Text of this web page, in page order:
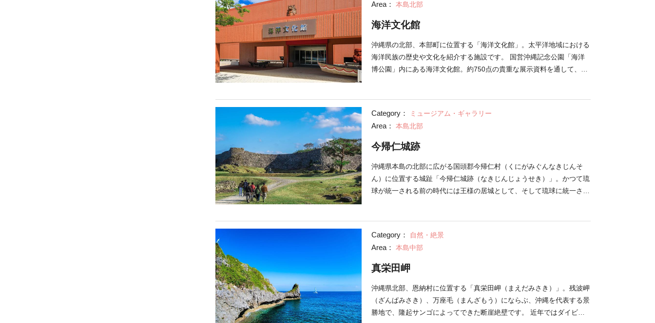
る黒糖商品などなど。沖縄ならではのお土産探しにぴったりです。
（最終更新：2022-12-9）
に滞在を楽しめます。 近くには、14世紀に沖縄本島北部を支配した北
山王の居城「今帰仁城跡（なきじんじょうあと）」が位置しています。
Area： 本島北部
海洋文化館
沖縄県の北部、本部町に位置する「海洋文化館」。太平洋地域における
海洋民族の歴史や文化を紹介する施設です。 国営沖縄記念公園「海洋
博公園」内にある海洋文化館。約750点の貴重な展示資料を通して、日
ホールなど、様々なテーマに沿って展開。大型スクリーンを使った迫力
ある映像や国内初30mに及ぶ「バンドデシネ（続き漫画）」形式の展
示、交易に使用された大型カヌーなど見どころが満載です。オセアニア
くから使われていた漁船「サバニ」に乗船できる撮影コーナーもあり、
子供から大人まで楽しめる施設です。 併設の「プラネタリウムホー
ル」では最大恒星数1億4千万個の星空を再現。季節ごとに変わる沖縄の
Category： ミュージアム・ギャラリー
Area： 本島北部
今帰仁城跡
沖縄県本島の北部に広がる国頭郡今帰仁村（くにがみぐんなきじんそ
ん）に位置する城趾「今帰仁城跡（なきじんじょうせき）」。かつて琉
球が統一される前の時代には王様の居城として、そして琉球に統一され
ク及び関連遺産群」として世界遺産にも登録されました。さらに、日本
100名城にも選ばれているなど、文化的な価値を持つ城趾です。お城の
周辺には1月〜2月にかけて緋寒桜と呼ばれる桜が綺麗に咲いているた
め、冬に訪れるのもおすすめです。
Category： 自然・絶景
Area： 本島中部
真栄田岬
沖縄県北部、恩納村に位置する「真栄田岬（まえだみさき）」。残波岬
（ざんぱみさき）、万座毛（まんざもう）にならぶ、沖縄を代表する景
勝地で、隆起サンゴによってできた断崖絶壁です。 近年ではダイビン